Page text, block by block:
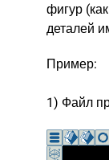
фигур
деталей
Пример:
1) Файл